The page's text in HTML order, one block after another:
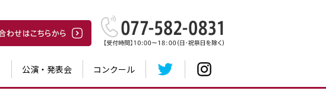
公演・発表会 コンクール